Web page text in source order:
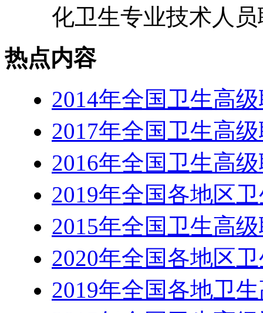
化卫生专业技术人
热点内容
2014年全国卫生高
2017年全国卫生高
2016年全国卫生高
2019年全国各地区
2015年全国卫生高
2020年全国各地区
2019年全国各地卫